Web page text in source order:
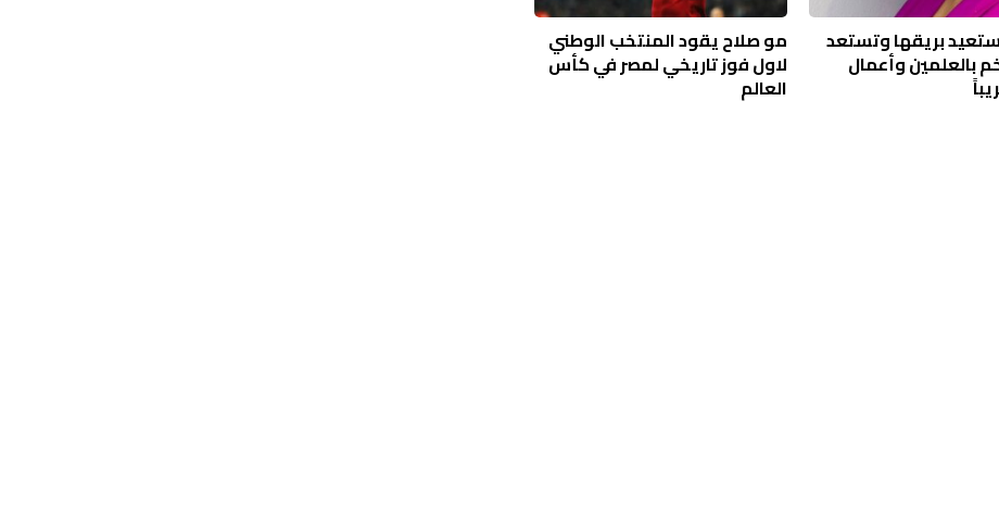
بريقها وتستعد
بالعلمين وأعمال
مو صلاح يقود المنتخب الوطني
لاول فوز تاريخي لمصر في كأس
العالم